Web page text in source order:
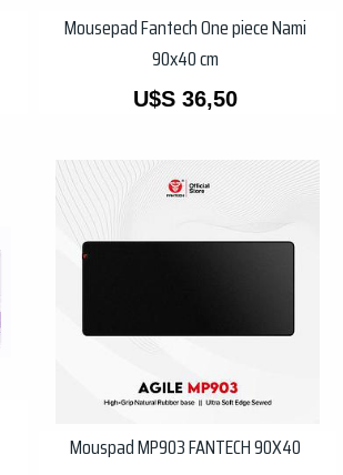
Mousepad Fantech One piece Nami
90x40 cm
U$S 36,50
Mouspad MP903 FANTECH 90X40